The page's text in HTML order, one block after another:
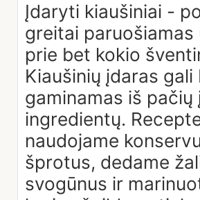
Įdaryti kiaušiniai -
greitai paruošiamas
prie bet kokio
Kiaušinių įdaras gali
gaminamas iš pačių
ingredientų.
naudojame
šprotus, dedame
svogūnus ir